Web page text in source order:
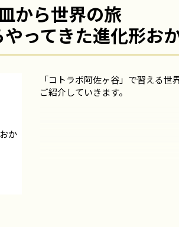
から世界の旅
ってきた進化形お
「コトラボ阿佐ヶ谷」で習える
ご紹介していきます。